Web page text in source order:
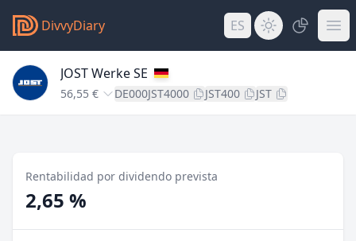
DivvyDiary ES
JOST Werke SE
56,55 € DE000JST4000 JST400 JST
Rentabilidad por dividendo prevista
2,65 %